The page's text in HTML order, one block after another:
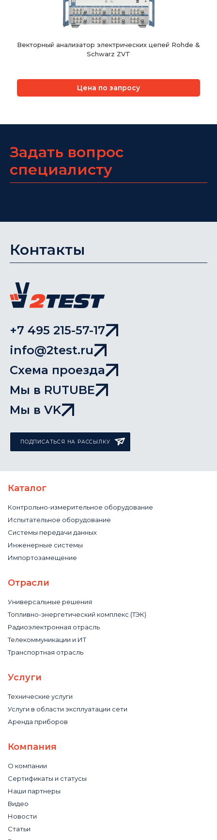
Векторный анализатор электрических цепей Rohde &
Schwarz ZVT
Цена по запросу
Задать вопрос
специалисту
Контакты
+7 495 215-57-17
info@2test.ru
Схема проезда
Мы в RUTUBE
Мы в VK
ПОДПИСАТЬСЯ НА РАССЫЛКУ
Каталог
Контрольно-измерительное оборудование
Испытательное оборудование
Системы передачи данных
Инженерные системы
Импортозамещение
Отрасли
Универсальные решения
Топливно-энергетический комплекс (ТЭК)
Радиоэлектронная отрасль
Телекоммуникации и ИТ
Транспортная отрасль
Услуги
Технические услуги
Услуги в области эксплуатации сети
Аренда приборов
Компания
О компании
Сертификаты и статусы
Наши партнеры
Видео
Новости
Статьи